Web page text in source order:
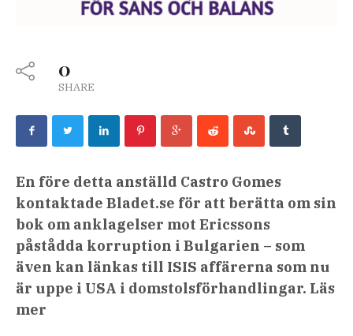
0
SHARE
En före detta anställd Castro Gomes
kontaktade Bladet.se för att berätta om sin
bok om anklagelser mot Ericssons
påstådda korruption i Bulgarien – som
även kan länkas till ISIS affärerna som nu
är uppe i USA i domstolsförhandlingar. Läs
mer